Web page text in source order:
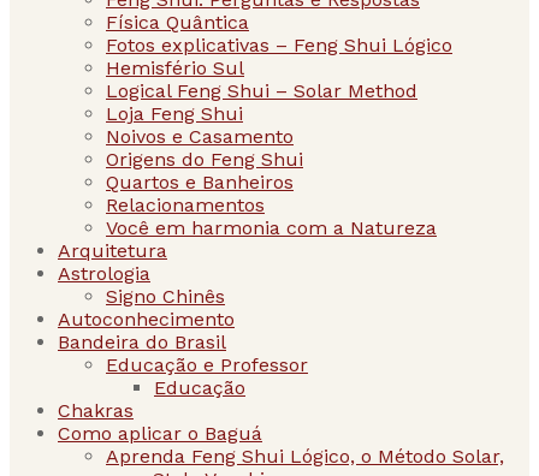
Física Quântica
Fotos explicativas – Feng Shui Lógico
Hemisfério Sul
Logical Feng Shui – Solar Method
Loja Feng Shui
Noivos e Casamento
Origens do Feng Shui
Quartos e Banheiros
Relacionamentos
Você em harmonia com a Natureza
Arquitetura
Astrologia
Signo Chinês
Autoconhecimento
Bandeira do Brasil
Educação e Professor
Educação
Chakras
Como aplicar o Baguá
Aprenda Feng Shui Lógico, o Método Solar,